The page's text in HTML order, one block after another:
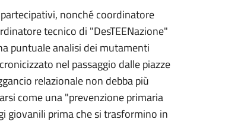
nonché coordinatore
tecnico di "DesTEENazione"
puntuale analisi dei mutamenti
nel passaggio dalle piazze
relazionale non debba più
come una "prevenzione primaria
giovanili prima che si trasformino in